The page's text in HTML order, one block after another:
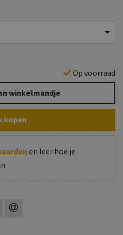
Op voorraad
winkelmandje
kopen
en leer hoe je
op WhatsApp